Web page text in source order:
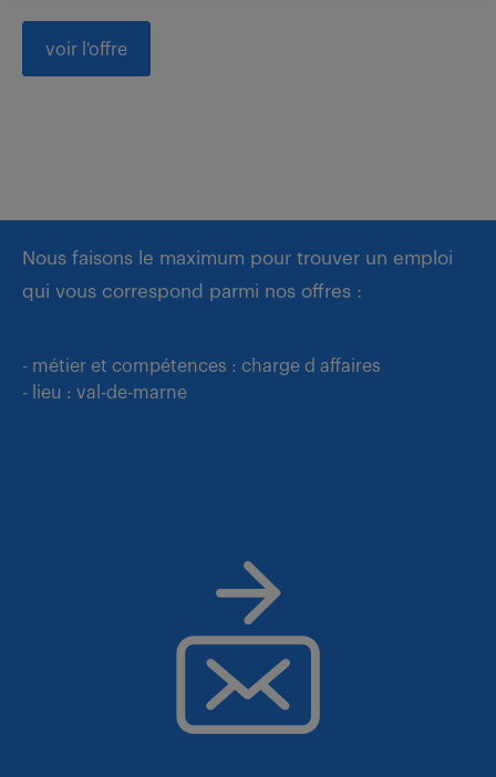
voir l'offre
Nous faisons le maximum pour trouver un emploi
qui vous correspond parmi nos offres :
- métier et compétences : charge d affaires
- lieu : val-de-marne